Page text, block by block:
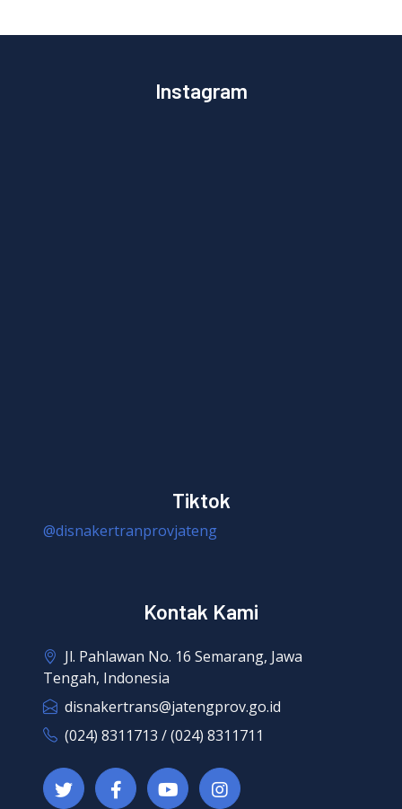
Instagram
Tiktok
@disnakertranprovjateng
Kontak Kami
Jl. Pahlawan No. 16 Semarang, Jawa
Tengah, Indonesia
disnakertrans@jatengprov.go.id
(024) 8311713 / (024) 8311711